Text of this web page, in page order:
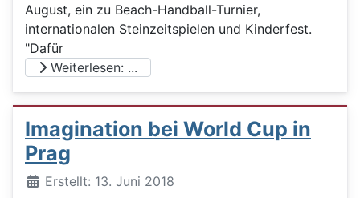
August, ein zu Beach-Handball-Turnier,
internationalen Steinzeitspielen und Kinderfest.
"Dafür
Weiterlesen: ...
Imagination bei World Cup in
Prag
DetailsErstellt: 13. Juni 2018